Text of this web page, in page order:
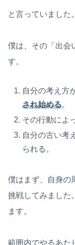
と言っていました。
僕は、その「出会
す。
自分の考え方
され始める。
その行動によ
自分の古い考
られる。
僕はまず、自身の
挑戦してみました
ます。
範囲内でやるあた